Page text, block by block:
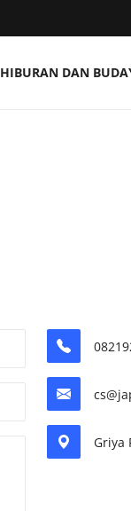
HIBURAN DAN
Griya